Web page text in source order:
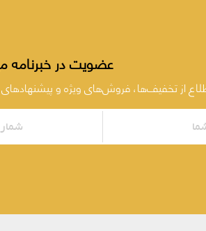
عضویت در خبرنامه
از تخفیف‌ها، فروش‌های ویژه و